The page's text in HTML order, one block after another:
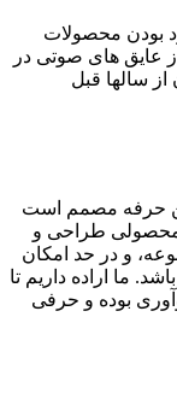
بودن محصولات
عایق های صوتی در
سالها قبل
حرفه مصمم است
محصولی طراحی و
و در حد امکان
ما اراده داریم تا
بوده و حرفی